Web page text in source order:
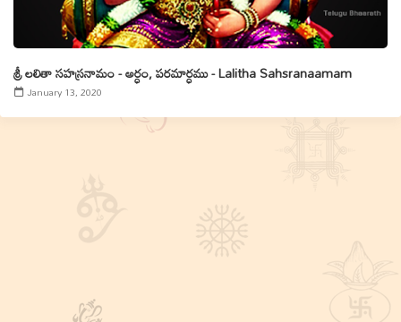
శ్రీ లలితా సహస్రనామం - అర్ధం, పరమార్ధము - Lalitha Sahsranaamam
January 13, 2020